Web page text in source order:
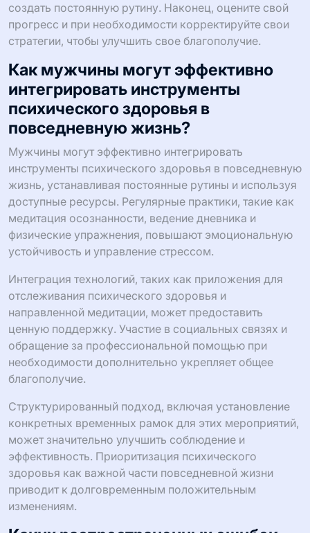
создать постоянную рутину. Наконец, оцените свой
прогресс и при необходимости корректируйте свои
стратегии, чтобы улучшить свое благополучие.
Как мужчины могут эффективно
интегрировать инструменты
психического здоровья в
повседневную жизнь?
Мужчины могут эффективно интегрировать
инструменты психического здоровья в повседневную
жизнь, устанавливая постоянные рутины и используя
доступные ресурсы. Регулярные практики, такие как
медитация осознанности, ведение дневника и
физические упражнения, повышают эмоциональную
устойчивость и управление стрессом.
Интеграция технологий, таких как приложения для
отслеживания психического здоровья и
направленной медитации, может предоставить
ценную поддержку. Участие в социальных связях и
обращение за профессиональной помощью при
необходимости дополнительно укрепляет общее
благополучие.
Структурированный подход, включая установление
конкретных временных рамок для этих мероприятий,
может значительно улучшить соблюдение и
эффективность. Приоритизация психического
здоровья как важной части повседневной жизни
приводит к долговременным положительным
изменениям.